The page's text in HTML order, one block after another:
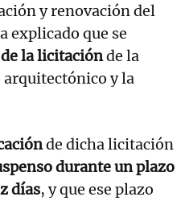
y renovación del
explicado que se
la licitaciónde la
y la
de dicha licitación
durante un plazo
días, y que ese plazo